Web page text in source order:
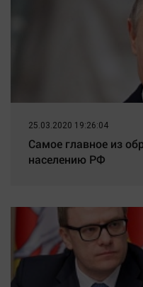
25.03.2020 19:26:04
Самое главное из
населению РФ